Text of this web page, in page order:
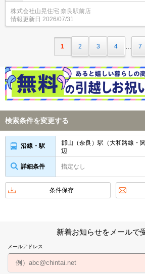
無料！都市ガス仕様☆宅配ボックスでネッ
ームセキュリティ搭載、防犯カメラ、TVモ
で安心のお部屋♪追い焚き機能・浴室乾燥
ン２台付き☆※契約満了日翌日以降の家賃
株式会社山晃住宅 奈良駅前店
情報更新日 2026/07/31
1 2 3 4 7
検索条件を変更する
沿線・駅
郡山（奈良）駅（大和路線・
辺
詳細条件 指定なし
条件保存
新着お知らせをメールで
メールアドレス